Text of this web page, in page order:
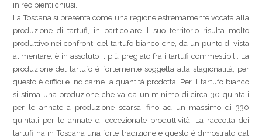
in recipienti chiusi.
La Toscana si presenta come una regione estremamente vocata alla
produzione di tartufi, in particolare il suo territorio risulta molto
produttivo nei confronti del tartufo bianco che, da un punto di vista
alimentare, è in assoluto il più pregiato fra i tartufi commestibili. La
produzione del tartufo è fortemente soggetta alla stagionalità, per
questo è difficile indicarne la quantità prodotta. Per il tartufo bianco
si stima una produzione che va da un minimo di circa 30 quintali
per le annate a produzione scarsa, fino ad un massimo di 330
quintali per le annate di eccezionale produttività. La raccolta dei
tartufi ha in Toscana una forte tradizione e questo è dimostrato dal